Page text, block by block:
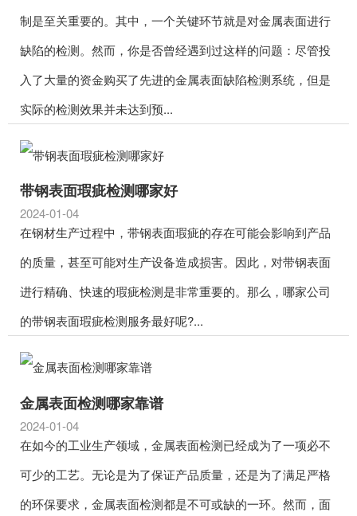
制是至关重要的。其中，一个关键环节就是对金属表面进行
缺陷的检测。然而，你是否曾经遇到过这样的问题：尽管投
入了大量的资金购买了先进的金属表面缺陷检测系统，但是
实际的检测效果并未达到预...
带钢表面瑕疵检测哪家好
2024-01-04
在钢材生产过程中，带钢表面瑕疵的存在可能会影响到产品
的质量，甚至可能对生产设备造成损害。因此，对带钢表面
进行精确、快速的瑕疵检测是非常重要的。那么，哪家公司
的带钢表面瑕疵检测服务最好呢?...
金属表面检测哪家靠谱
2024-01-04
在如今的工业生产领域，金属表面检测已经成为了一项必不
可少的工艺。无论是为了保证产品质量，还是为了满足严格
的环保要求，金属表面检测都是不可或缺的一环。然而，面